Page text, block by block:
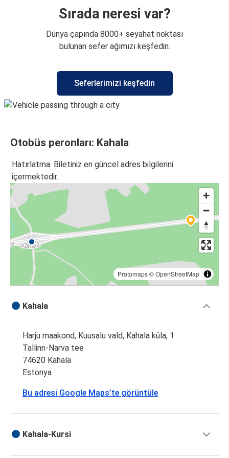
Sırada neresi var?
Dünya çapında 8000+ seyahat noktası
bulunan sefer ağımızı keşfedin.
Seferlerimizi keşfedin
Otobüs peronları: Kahala
Hatırlatma: Biletiniz en güncel adres bilgilerini
içermektedir.
Protomaps©OpenStreetMap
Kahala
Harju maakond, Kuusalu vald, Kahala küla, 1
Tallinn-Narva tee
74620 Kahala
Estonya
Bu adresi Google Maps’te görüntüle
Kahala-Kursi